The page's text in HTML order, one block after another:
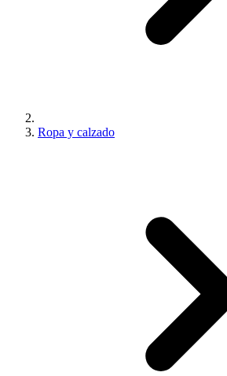
Ropa y calzado